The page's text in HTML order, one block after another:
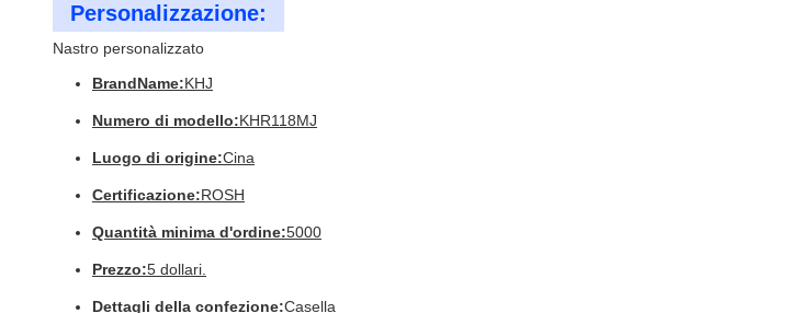
Personalizzazione:
Nastro personalizzato
BrandName:KHJ
Numero di modello:KHR118MJ
Luogo di origine:Cina
Certificazione:ROSH
Quantità minima d'ordine:5000
Prezzo:5 dollari.
Dettagli della confezione:Casella